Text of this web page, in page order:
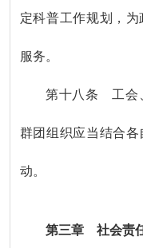
定科普工作规划，
服务。
第十八条 工会
群团组织应当结合
动。
第三章 社会责